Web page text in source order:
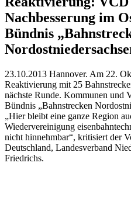
Nachbesserung im
Bündnis
23.10.2013 Hannover. Am 22.
Reaktivierung mit 25
nächste Runde. Kommunen und
Bündnis „Bahnstrecken
„Hier bleibt eine ganze Region
Wiedervereinigung
nicht hinnehmbar“, kritisiert der
Deutschland, Landesverband
Friedrichs.